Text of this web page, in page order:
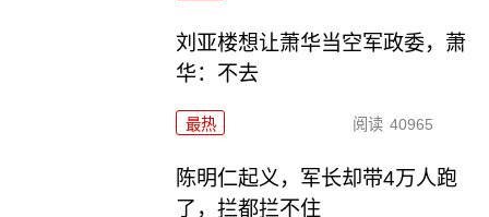
刘亚楼想让萧华当空军政委，萧
华：不去
最热 阅读 40965
陈明仁起义，军长却带4万人跑
了，拦都拦不住